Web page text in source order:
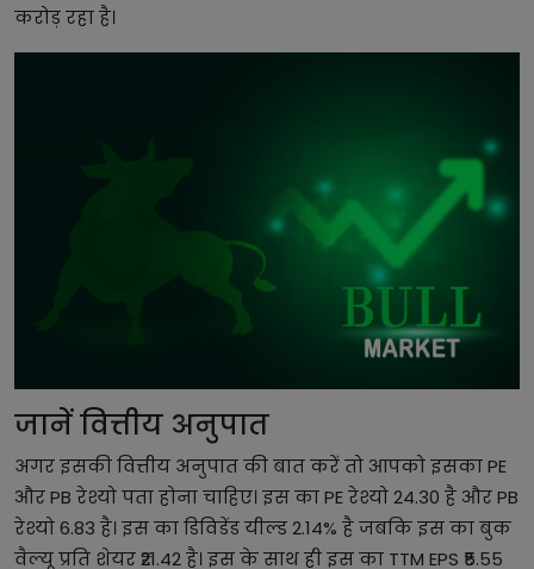
करोड़ रहा है।
जानें वित्तीय अनुपात
अगर इसकी वित्तीय अनुपात की बात करें तो आपको इसका PE
और PB रेश्यो पता होना चाहिए। इस का PE रेश्यो 24.30 है और PB
रेश्यो 6.83 है। इस का डिविडेंड यील्ड 2.14% है जबकि इस का बुक
वैल्यू प्रति शेयर ₹21.42 है। इस के साथ ही इस का TTM EPS ₹5.55